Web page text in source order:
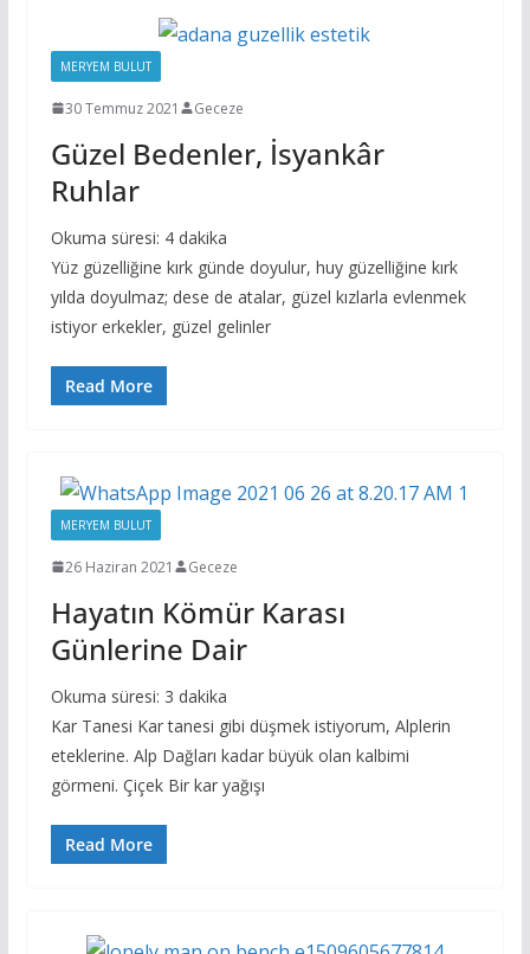
MERYEM BULUT
30 Temmuz 2021 Geceze
Güzel Bedenler, İsyankâr
Ruhlar
Okuma süresi: 4 dakika
Yüz güzelliğine kırk günde doyulur, huy güzelliğine kırk
yılda doyulmaz; dese de atalar, güzel kızlarla evlenmek
istiyor erkekler, güzel gelinler
Read More
MERYEM BULUT
26 Haziran 2021 Geceze
Hayatın Kömür Karası
Günlerine Dair
Okuma süresi: 3 dakika
Kar Tanesi Kar tanesi gibi düşmek istiyorum, Alplerin
eteklerine. Alp Dağları kadar büyük olan kalbimi
görmeni. Çiçek Bir kar yağışı
Read More